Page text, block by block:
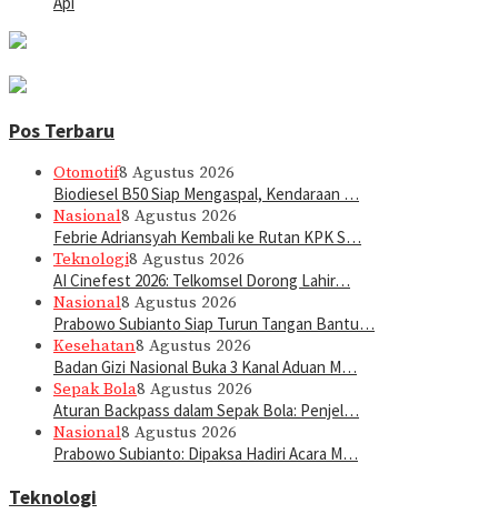
Pos Terbaru
Otomotif8 Agustus 2026
Biodiesel B50 Siap Mengaspal, Kendaraan …
Nasional8 Agustus 2026
Febrie Adriansyah Kembali ke Rutan KPK S…
Teknologi8 Agustus 2026
AI Cinefest 2026: Telkomsel Dorong Lahir…
Nasional8 Agustus 2026
Prabowo Subianto Siap Turun Tangan Bantu…
Kesehatan8 Agustus 2026
Badan Gizi Nasional Buka 3 Kanal Aduan M…
Sepak Bola8 Agustus 2026
Aturan Backpass dalam Sepak Bola: Penjel…
Nasional8 Agustus 2026
Prabowo Subianto: Dipaksa Hadiri Acara M…
Teknologi